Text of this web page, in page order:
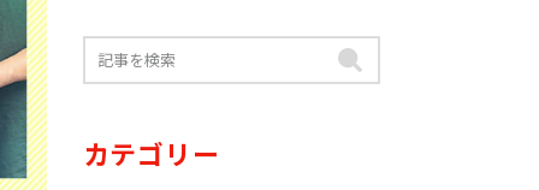
カテゴリー